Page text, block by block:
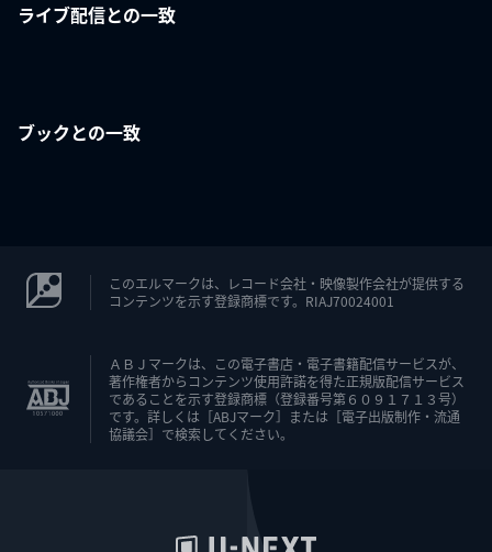
ライブ配信との一致
ブックとの一致
このエルマークは、レコード会社・映像製作会社が提供する
コンテンツを示す登録商標です。RIAJ70024001
ＡＢＪマークは、この電子書店・電子書籍配信サービスが、
著作権者からコンテンツ使用許諾を得た正規版配信サービス
であることを示す登録商標（登録番号第６０９１７１３号）
です。詳しくは［ABJマーク］または［電子出版制作・流通
協議会］で検索してください。